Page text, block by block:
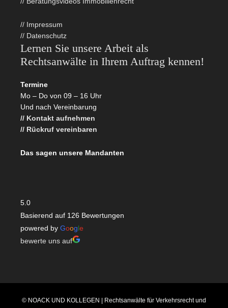
// Impressum
// Datenschutz
Lernen Sie unsere Arbeit als
Rechtsanwälte in Ihrem Auftrag kennen!
Termine
Mo – Do von 09 – 16 Uhr
Und nach Vereinbarung
// Kontakt aufnehmen
// Rückruf vereinbaren
Das sagen unsere Mandanten
5.0
Basierend auf 126 Bewertungen
powered by Google
bewerte uns auf
© NOACK UND KOLLEGEN | Rechtsanwälte für Verkehrsrecht und